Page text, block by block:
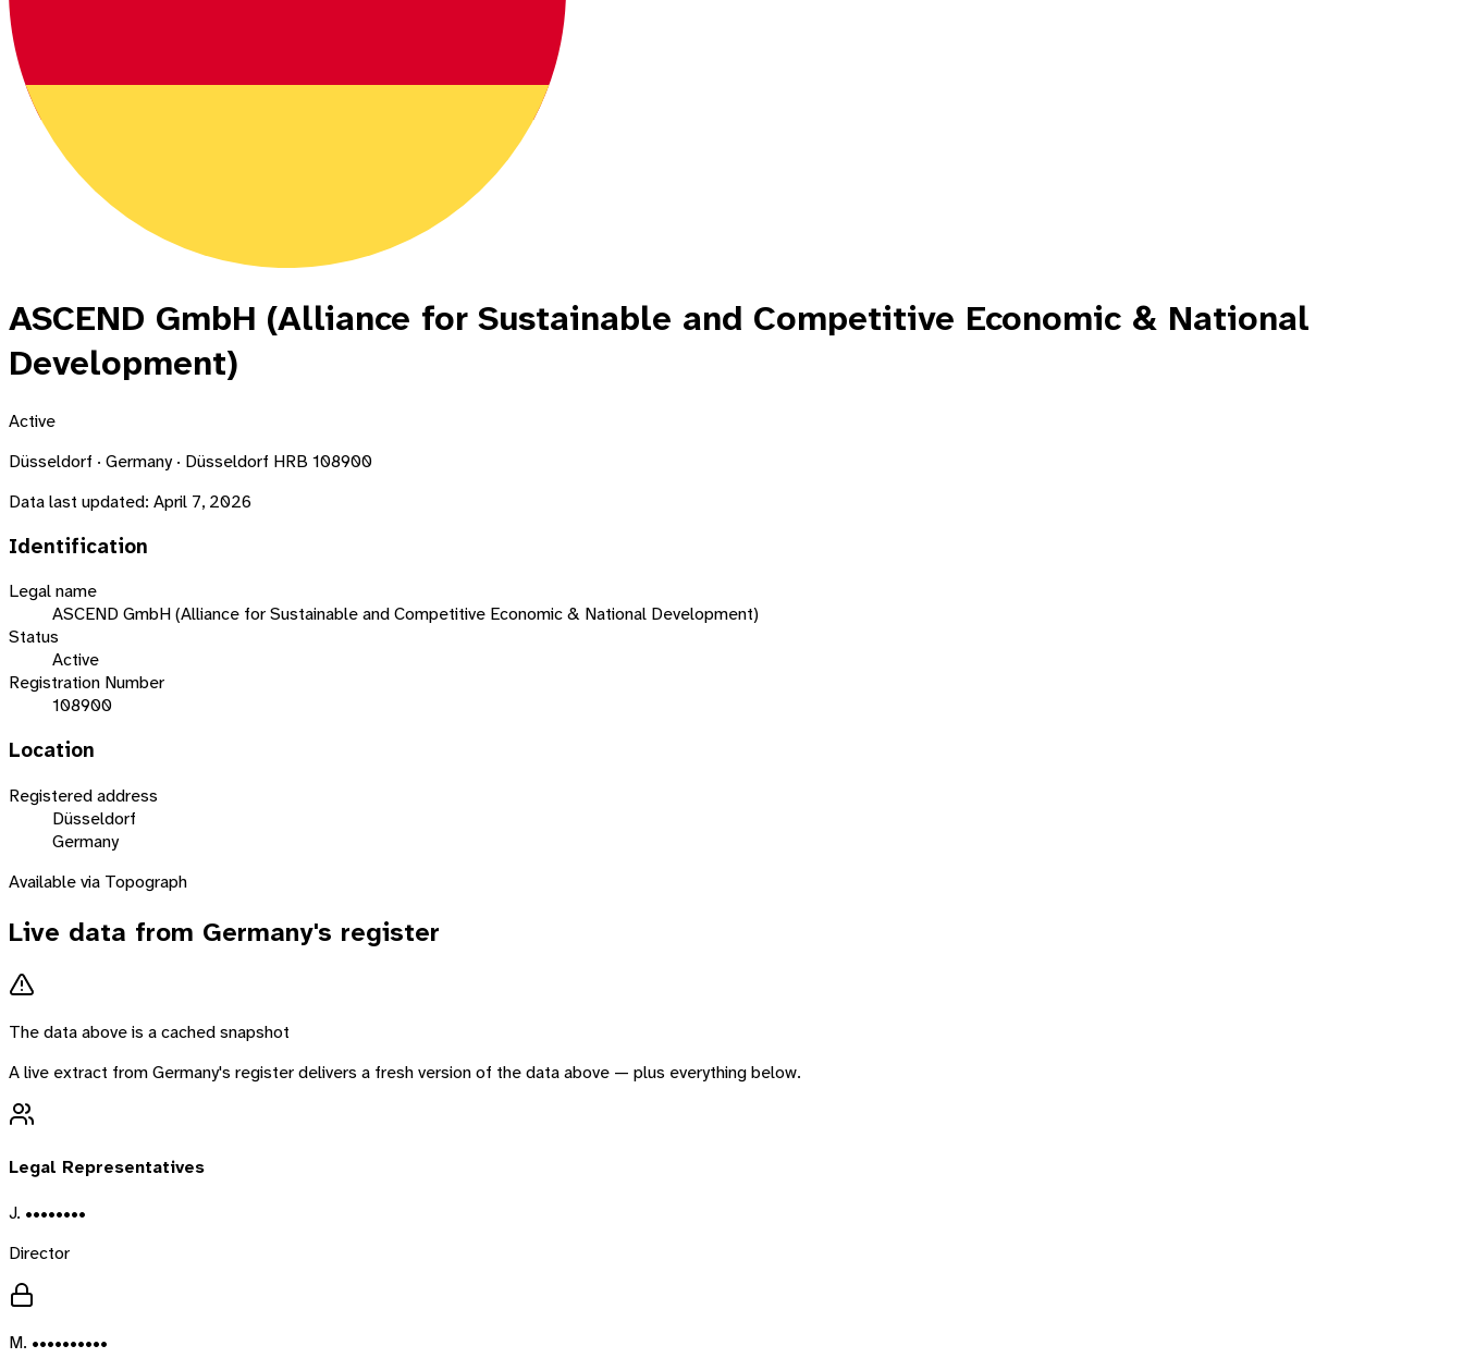
ASCEND GmbH (Alliance for Sustainable and Competitive Economic & National
Development)
Active
Düsseldorf · Germany · Düsseldorf HRB 108900
Data last updated: April 7, 2026
Identification
Legal name
ASCEND GmbH (Alliance for Sustainable and Competitive Economic & National Development)
Status
Active
Registration Number
108900
Location
Registered address
Düsseldorf
Germany
Available via Topograph
Live data from Germany's register
The data above is a cached snapshot
A live extract fromGermany's register delivers a fresh version of the data above — plus everything below.
Legal Representatives
J. ••••••••
Director
M. ••••••••••